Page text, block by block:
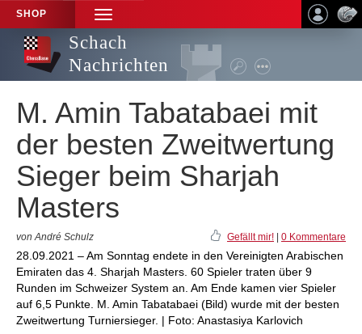
SHOP
TOGGLE
NAVIGATION
Schach
Nachrichten
M. Amin Tabatabaei mit
der besten Zweitwertung
Sieger beim Sharjah
Masters
von André Schulz Gefällt mir! 0 Kommentare
28.09.2021 – Am Sonntag endete in den Vereinigten Arabischen
Emiraten das 4. Sharjah Masters. 60 Spieler traten über 9
Runden im Schweizer System an. Am Ende kamen vier Spieler
auf 6,5 Punkte. M. Amin Tabatabaei (Bild) wurde mit der besten
Zweitwertung Turniersieger. | Foto: Anastasiya Karlovich